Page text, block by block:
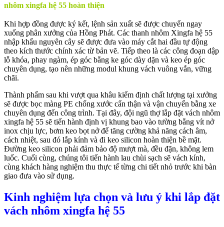
nhôm xingfa hệ 55 hoàn thiện
Khi hợp đồng được ký kết, lệnh sản xuất sẽ được chuyển ngay
xuống phân xưởng của Hồng Phát. Các thanh nhôm Xingfa hệ 55
nhập khẩu nguyên cây sẽ được đưa vào máy cắt hai đầu tự động
theo kích thước chính xác từ bản vẽ. Tiếp theo là các công đoạn dập
lỗ khóa, phay ngàm, ép góc bằng ke góc dày dặn và keo ép góc
chuyên dụng, tạo nên những modul khung vách vuông vắn, vững
chãi.
Thành phẩm sau khi vượt qua khâu kiểm định chất lượng tại xưởng
sẽ được bọc màng PE chống xước cẩn thận và vận chuyển bằng xe
chuyên dụng đến công trình. Tại đây, đội ngũ thợ lắp đặt vách nhôm
xingfa hệ 55 sẽ tiến hành định vị khung bao vào tường bằng vít nở
inox chịu lực, bơm keo bọt nở để tăng cường khả năng cách âm,
cách nhiệt, sau đó lắp kính và đi keo silicon hoàn thiện bề mặt.
Đường keo silicon phải đảm bảo độ mượt mà, đều đặn, không lem
luốc. Cuối cùng, chúng tôi tiến hành lau chùi sạch sẽ vách kính,
cùng khách hàng nghiệm thu thực tế từng chi tiết nhỏ trước khi bàn
giao đưa vào sử dụng.
Kinh nghiệm lựa chọn và lưu ý khi lắp đặt
vách nhôm xingfa hệ 55